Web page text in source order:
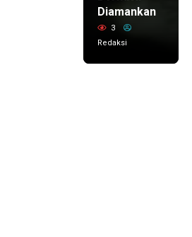
Diamankan
3
Redaksi